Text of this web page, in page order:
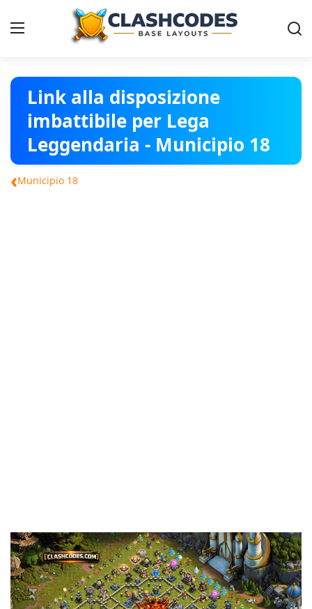
Disposizioni
Italiano
Link alla disposizione
imbattibile per Lega
Leggendaria - Municipio 18
‹Municipio 18